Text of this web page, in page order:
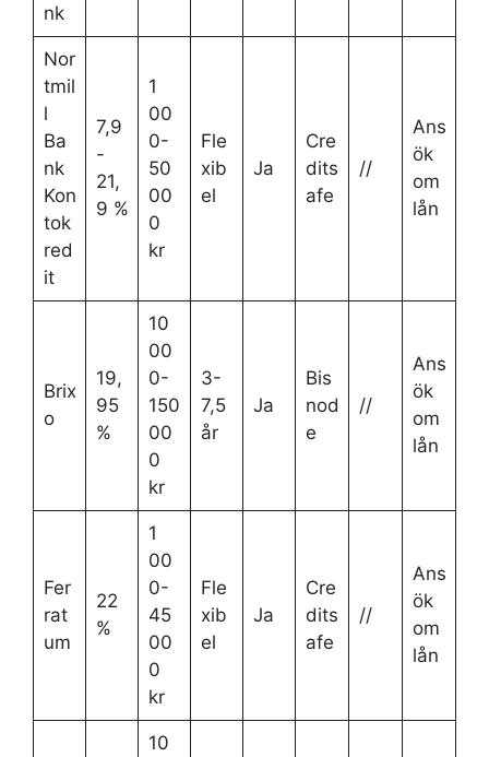
nk
Nor
tmil
l
Ba
nk
Kon
tok
red
it
7,9
-
21,
9 %
1
00
0-
50
00
0
kr
Fle
xib
el
Ja
Cre
dits
afe
//
Ans
ök
om
lån
Brix
o
19,
95
%
10
00
0-
150
00
0
kr
3-
7,5
år
Ja
Bis
nod
e
//
Ans
ök
om
lån
Fer
rat
um
22
%
1
00
0-
45
00
0
kr
Fle
xib
el
Ja
Cre
dits
afe
//
Ans
ök
om
lån
10